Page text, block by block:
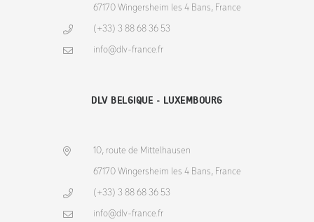
67170 Wingersheim les 4 Bans, France
(+33) 3 88 68 36 53
info@dlv-france.fr
DLV BELGIQUE - LUXEMBOURG
10, route de Mittelhausen
67170 Wingersheim les 4 Bans, France
(+33) 3 88 68 36 53
info@dlv-france.fr